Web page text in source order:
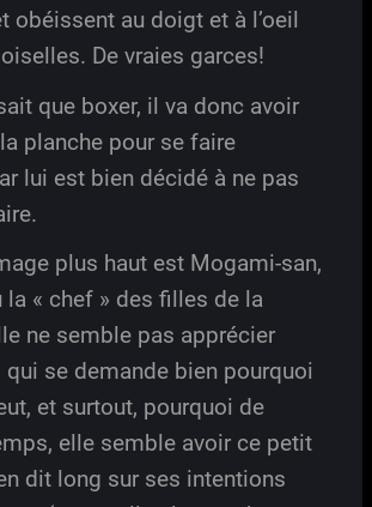
obéissent au doigt et à l’oeil
De vraies garces!
que boxer, il va donc avoir
planche pour se faire
lui est bien décidé à ne pas
plus haut est Mogami-san,
la « chef » des filles de la
ne semble pas apprécier
qui se demande bien pourquoi
et surtout, pourquoi de
elle semble avoir ce petit
dit long sur ses intentions